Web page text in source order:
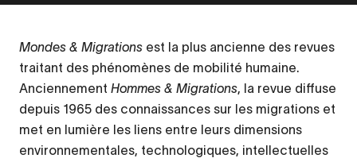
Mondes & Migrations est la plus ancienne des revues
traitant des phénomènes de mobilité humaine.
Anciennement Hommes & Migrations, la revue diffuse
depuis 1965 des connaissances sur les migrations et
met en lumière les liens entre leurs dimensions
environnementales, technologiques, intellectuelles